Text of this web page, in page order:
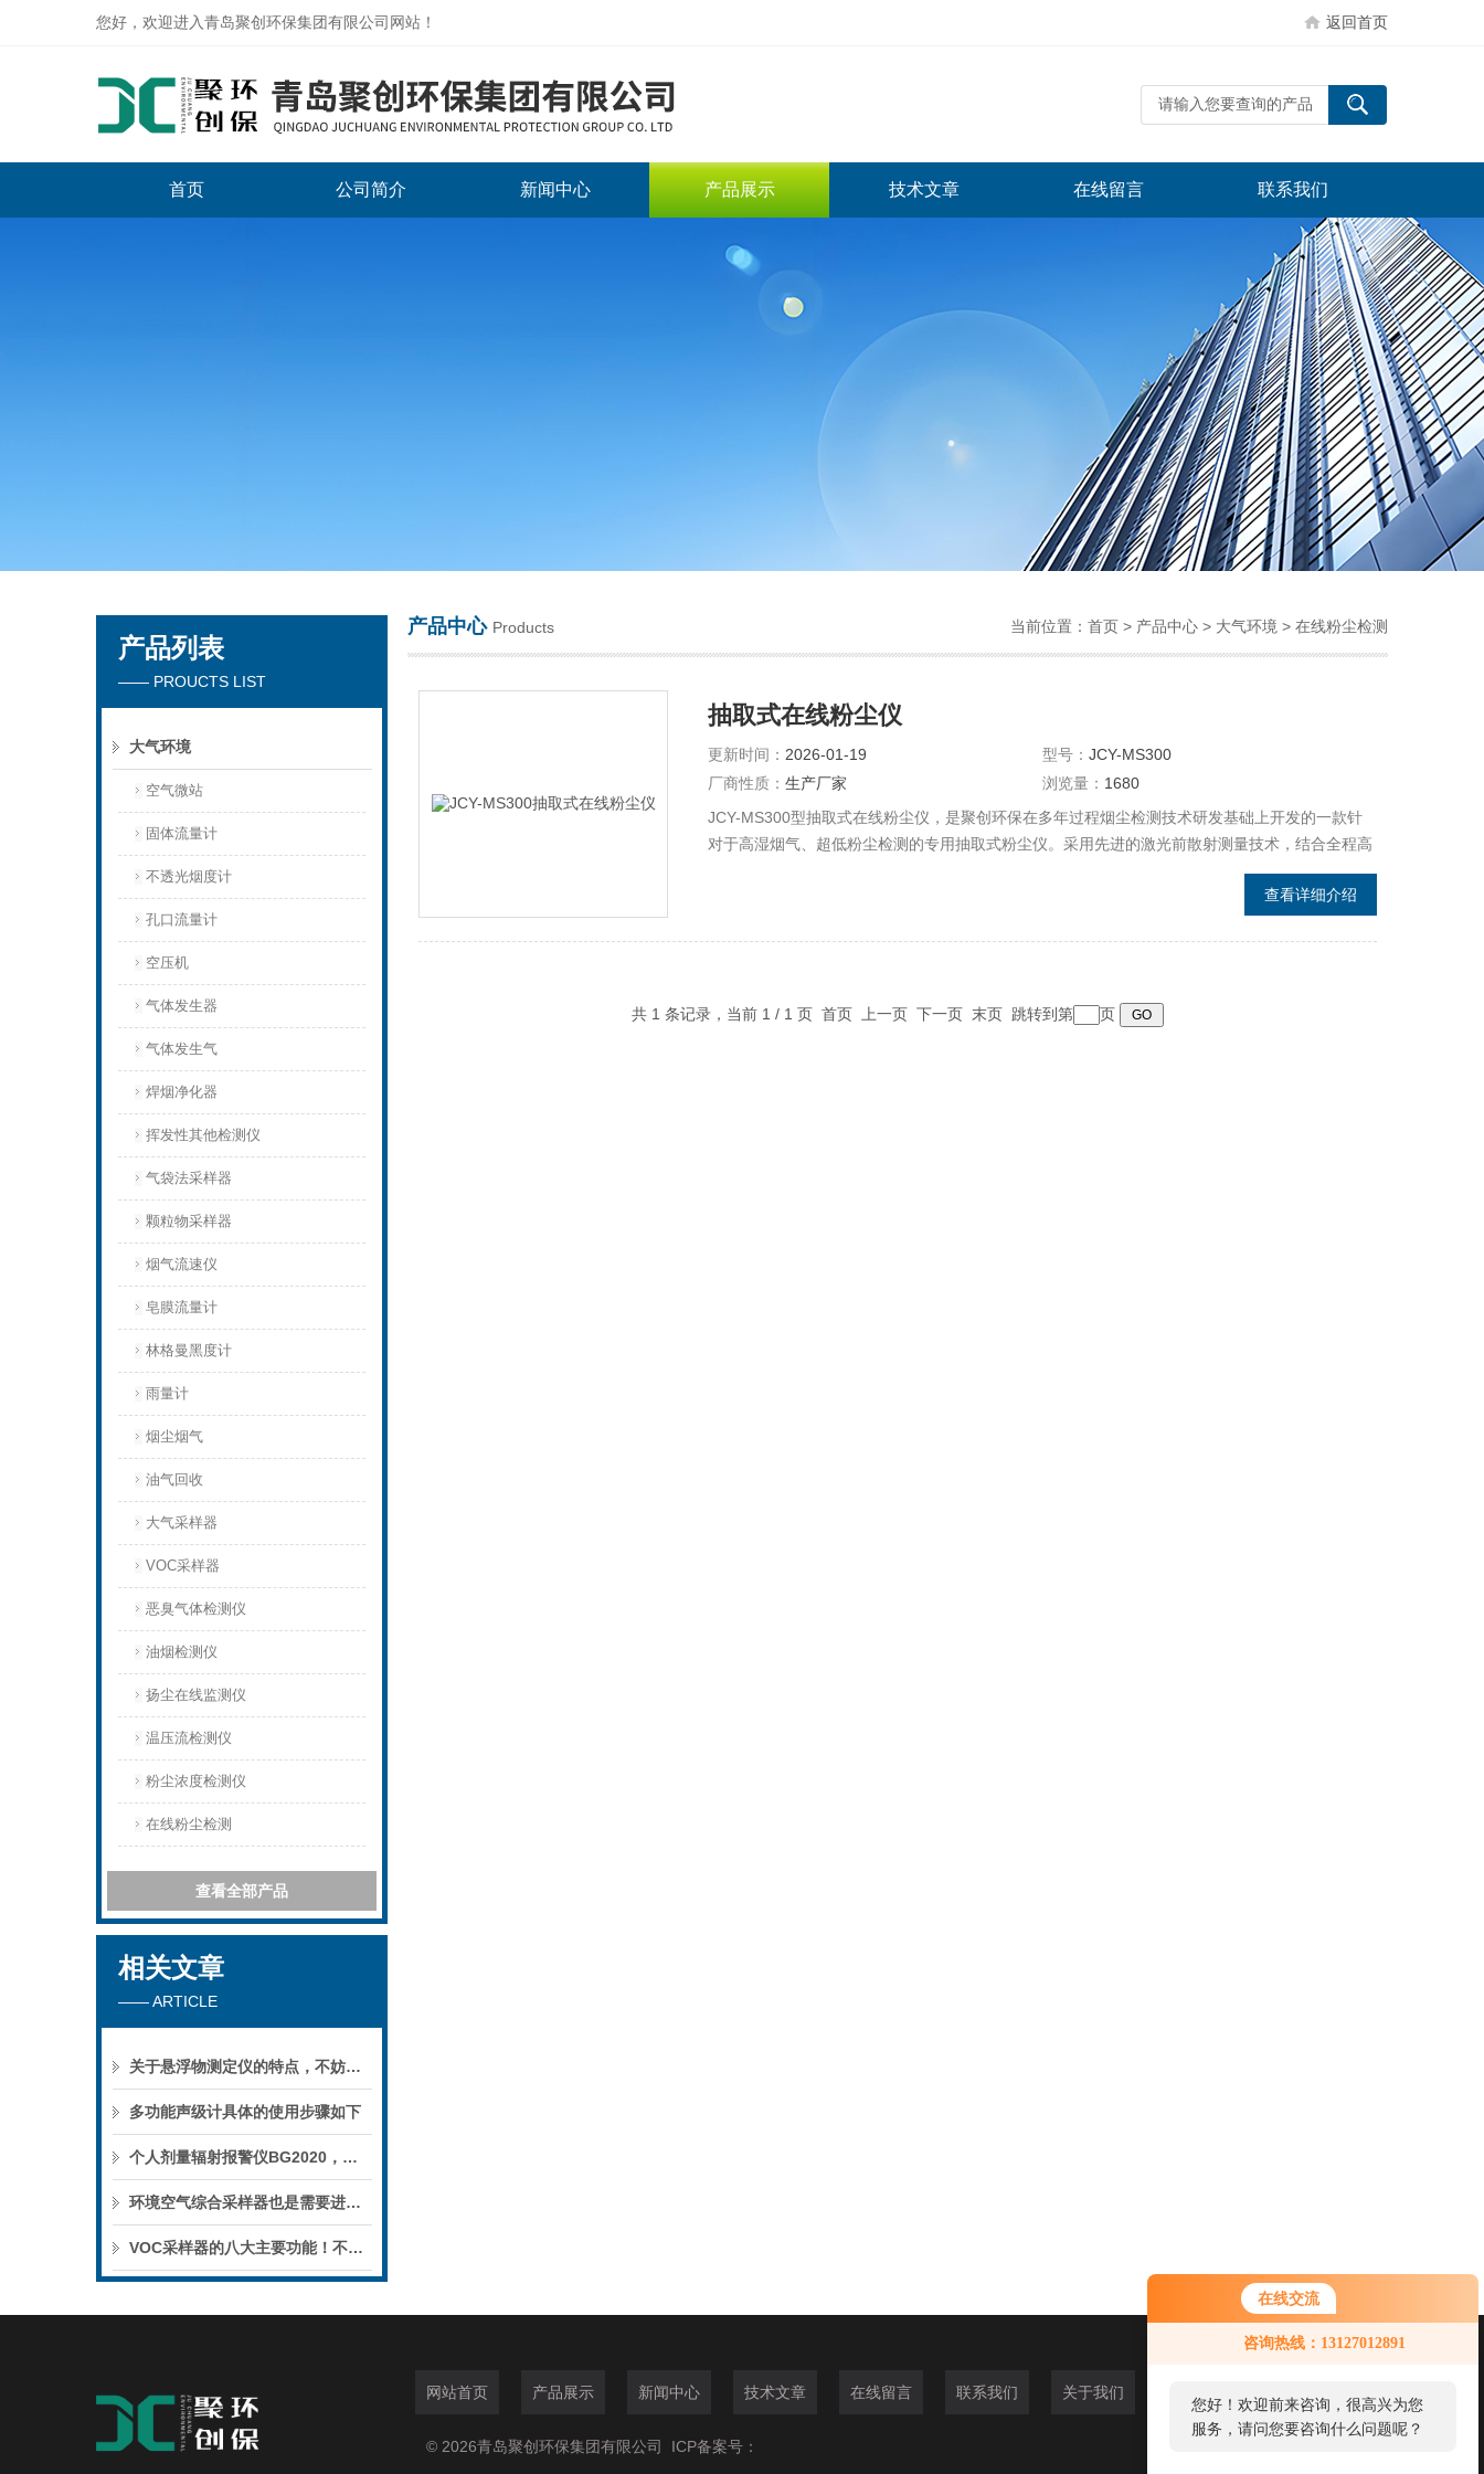
在线交流
咨询热线：13127012891
您好！欢迎前来咨询，很高兴为您
服务，请问您要咨询什么问题呢？
您好，欢迎进入青岛聚创环保集团有限公司网站！ 返回首页
首页 公司简介 新闻中心 产品展示 技术文章 在线留言 联系我们
产品列表
—— PROUCTS LIST
大气环境
空气微站
固体流量计
不透光烟度计
孔口流量计
空压机
气体发生器
气体发生气
焊烟净化器
挥发性其他检测仪
气袋法采样器
颗粒物采样器
烟气流速仪
皂膜流量计
林格曼黑度计
雨量计
烟尘烟气
油气回收
大气采样器
VOC采样器
恶臭气体检测仪
油烟检测仪
扬尘在线监测仪
温压流检测仪
粉尘浓度检测仪
在线粉尘检测
查看全部产品
相关文章
—— ARTICLE
关于悬浮物测定仪的特点，不妨就来看看！
多功能声级计具体的使用步骤如下
个人剂量辐射报警仪BG2020，精准监测，守护辐射安全防线
环境空气综合采样器也是需要进行定期维护的
VOC采样器的八大主要功能！不妨进来看看！
产品中心 Products 当前位置： 首页 > 产品中心 > 大气环境 > 在线粉尘检测
抽取式在线粉尘仪
更新时间： 2026-01-19 型号： JCY-MS300
厂商性质： 生产厂家 浏览量： 1680
JCY-MS300型抽取式在线粉尘仪，是聚创环保在多年过程烟尘检测技术研发基础上开发的一款针
对于高湿烟气、超低粉尘检测的专用抽取式粉尘仪。采用先进的激光前散射测量技术，结合全程高
温等流速取样系统，具有检测下限低至0.05mg/m3、不受水汽影响、测量精准、模块化设计、安装
简单、工作寿命长、抗腐蚀性强、维护量小等特点成功应用于环保粉尘在线式连续测量。查看详细介绍
共 1 条记录，当前 1 / 1 页 首页 上一页 下一页 末页 跳转到第 页
网站首页 产品展示 新闻中心 技术文章 在线留言 联系我们 关于我们
© 2026青岛聚创环保集团有限公司 ICP备案号：